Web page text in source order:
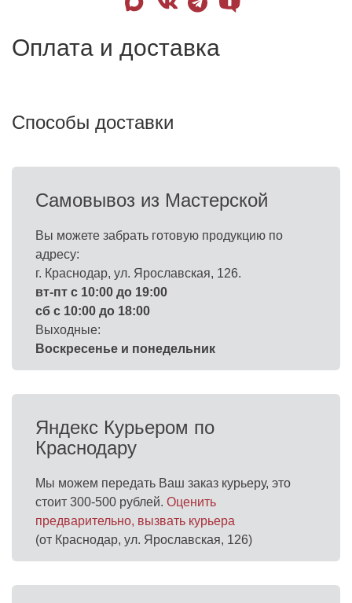
Оплата и доставка
Способы доставки
Самовывоз из Мастерской
Вы можете забрать готовую продукцию по
адресу:
г. Краснодар, ул. Ярославская, 126.
вт-пт с 10:00 до 19:00
сб с 10:00 до 18:00
Выходные:
Воскресенье и понедельник
Яндекс Курьером по
Краснодару
Мы можем передать Ваш заказ курьеру, это
стоит 300-500 рублей. Оценить
предварительно, вызвать курьера
(от Краснодар, ул. Ярославская, 126)